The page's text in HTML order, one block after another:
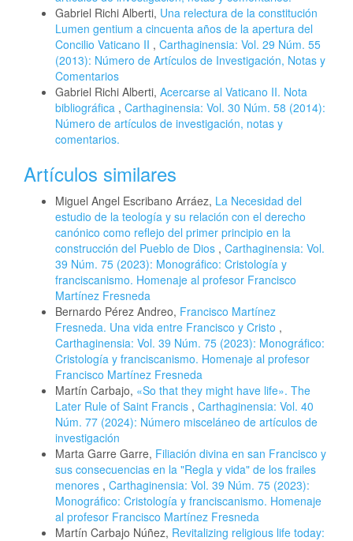
Gabriel Richi Alberti, Una relectura de la constitución
Lumen gentium a cincuenta años de la apertura del
Concilio Vaticano II , Carthaginensia: Vol. 29 Núm. 55
(2013): Número de Artículos de Investigación, Notas y
Comentarios
Gabriel Richi Alberti, Acercarse al Vaticano II. Nota
bibliográfica , Carthaginensia: Vol. 30 Núm. 58 (2014):
Número de artículos de investigación, notas y
comentarios.
Artículos similares
Miguel Angel Escribano Arráez, La Necesidad del
estudio de la teología y su relación con el derecho
canónico como reflejo del primer principio en la
construcción del Pueblo de Dios , Carthaginensia: Vol.
39 Núm. 75 (2023): Monográfico: Cristología y
franciscanismo. Homenaje al profesor Francisco
Martínez Fresneda
Bernardo Pérez Andreo, Francisco Martínez
Fresneda. Una vida entre Francisco y Cristo ,
Carthaginensia: Vol. 39 Núm. 75 (2023): Monográfico:
Cristología y franciscanismo. Homenaje al profesor
Francisco Martínez Fresneda
Martín Carbajo, «So that they might have life». The
Later Rule of Saint Francis , Carthaginensia: Vol. 40
Núm. 77 (2024): Número misceláneo de artículos de
investigación
Marta Garre Garre, Filiación divina en san Francisco y
sus consecuencias en la "Regla y vida" de los frailes
menores , Carthaginensia: Vol. 39 Núm. 75 (2023):
Monográfico: Cristología y franciscanismo. Homenaje
al profesor Francisco Martínez Fresneda
Martín Carbajo Núñez, Revitalizing religious life today: